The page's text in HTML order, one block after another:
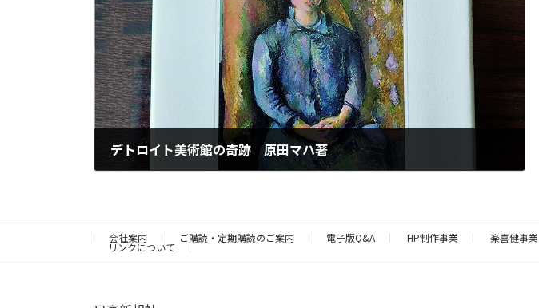
デトロイト美術館の奇跡 原田マハ著
会社案内 ご購読・定期購読のご案内 電子版Q&A HP制作事業 楽喜健事業
リンクについて